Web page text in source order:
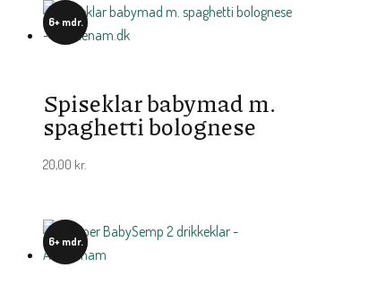
6+ mdr.
Spiseklar babymad m.
spaghetti bolognese
20,00 kr.
6+ mdr.